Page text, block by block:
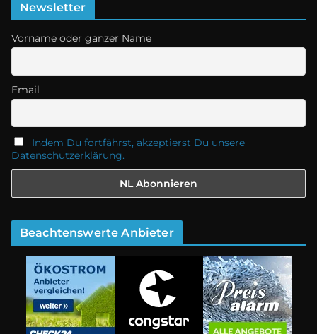
Newsletter
Vorname oder ganzer Name
Email
Indem Du fortfährst, akzeptierst Du unsere
Datenschutzerklärung.
Beachtenswerte Anbieter